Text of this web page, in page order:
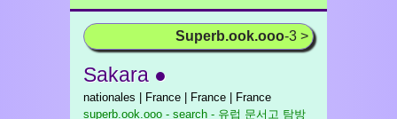
Superb.ook.ooo-3 >
Sakara ●
nationales | France | France | France
superb.ook.ooo - search - 유럽 문서고 탐방